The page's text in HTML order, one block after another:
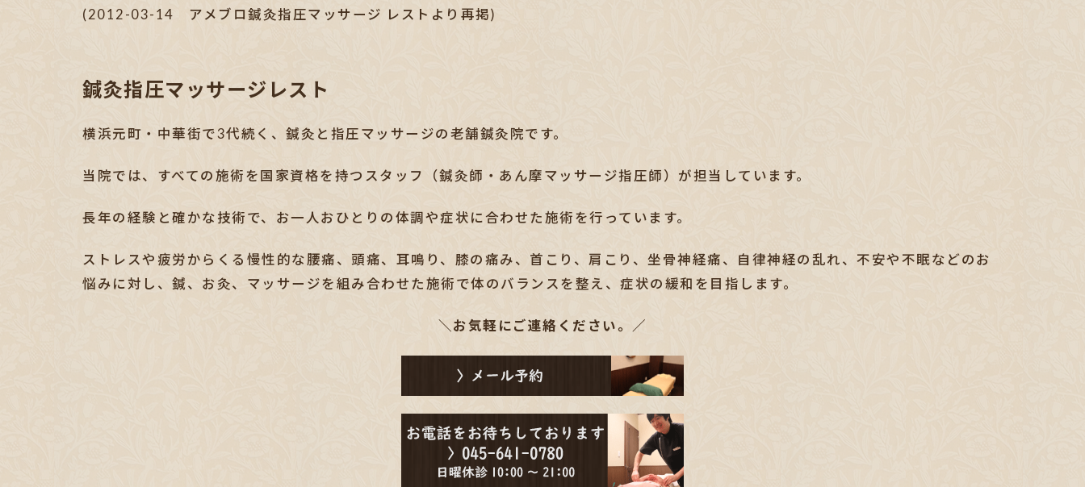
(2012-03-14 アメブロ鍼灸指圧マッサージ レストより再掲)
鍼灸指圧マッサージレスト
横浜元町・中華街で3代続く、鍼灸と指圧マッサージの老舗鍼灸院です。
当院では、すべての施術を国家資格を持つスタッフ（鍼灸師・あん摩マッサージ指圧師）が担当しています。
長年の経験と確かな技術で、お一人おひとりの体調や症状に合わせた施術を行っています。
ストレスや疲労からくる慢性的な腰痛、頭痛、耳鳴り、膝の痛み、首こり、肩こり、坐骨神経痛、自律神経の乱れ、不安や不眠などのお
悩みに対し、鍼、お灸、マッサージを組み合わせた施術で体のバランスを整え、 症状の緩和を目指します。
＼お気軽にご連絡ください。／